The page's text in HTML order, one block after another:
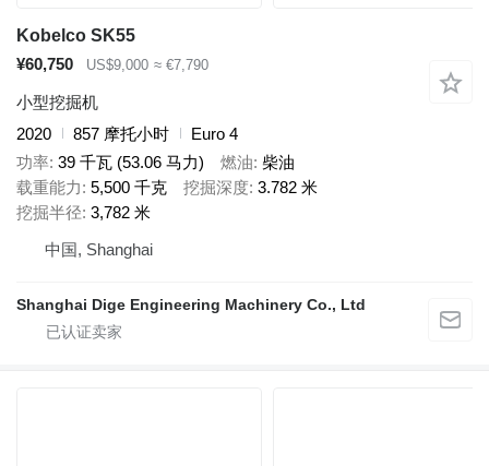
Kobelco SK55
¥60,750
US$9,000 ≈ €7,790
小型挖掘机
2020
857 摩托小时
Euro 4
功率 39 千瓦 (53.06 马力) 燃油 柴油
载重能力 5,500 千克 挖掘深度 3.782 米
挖掘半径 3,782 米
中国, Shanghai
Shanghai Dige Engineering Machinery Co., Ltd